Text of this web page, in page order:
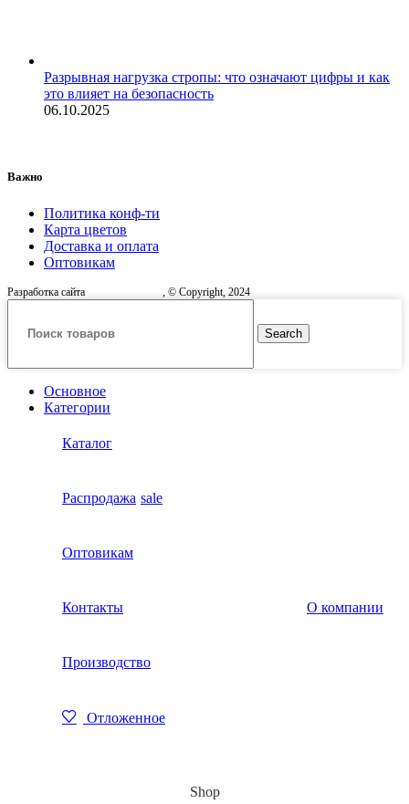
Разрывная нагрузка стропы: что означают цифры и как
это влияет на безопасность
06.10.2025
Важно
Политика конф-ти
Карта цветов
Доставка и оплата
Оптовикам
Разработка сайта , © Copyright, 2024
Search
Основное
Категории
Каталог
Распродажа sale
Оптовикам
Контакты О компании
Производство
Отложенное
Shop